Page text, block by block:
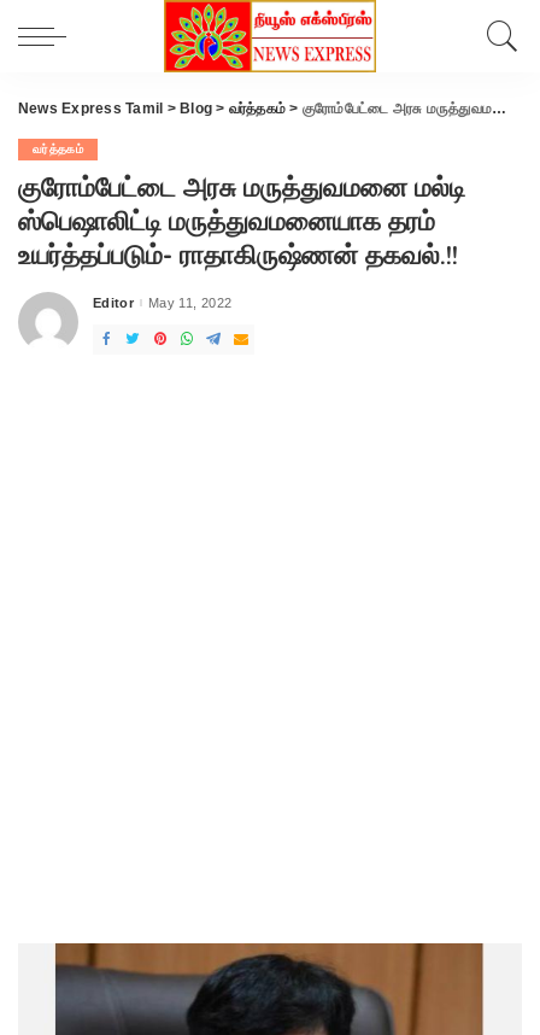
News Express Tamil > Blog > வர்த்தகம் > குரோம்பேட்டை அரசு மருத்துவமனை மல்டி ஸ்பெஷாலிட்டி மருத்துவமனையாக தரம் உயர்த்தப்படும்- ராதாகிருஷ்ணன் தகவல்.!!
வர்த்தகம்
குரோம்பேட்டை அரசு மருத்துவமனை மல்டி
ஸ்பெஷாலிட்டி மருத்துவமனையாக தரம்
உயர்த்தப்படும்- ராதாகிருஷ்ணன் தகவல்.!!
Posted
Editor May 11, 2022